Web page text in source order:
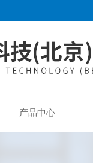
产品中心